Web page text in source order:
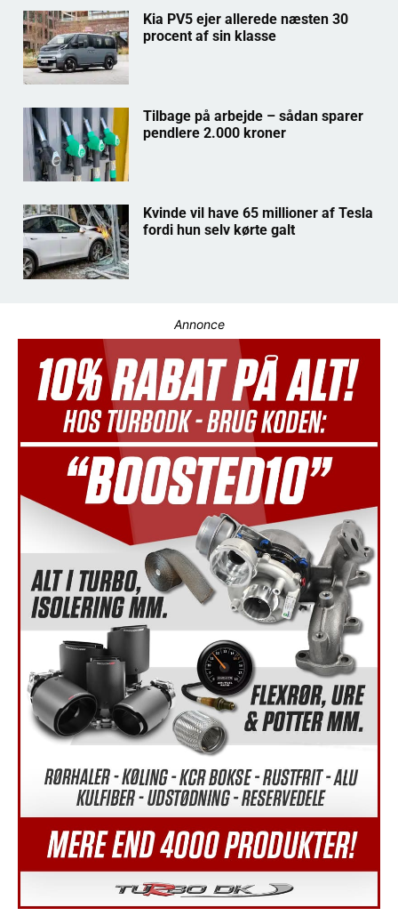
Kia PV5 ejer allerede næsten 30
procent af sin klasse
Tilbage på arbejde – sådan sparer
pendlere 2.000 kroner
Kvinde vil have 65 millioner af Tesla
fordi hun selv kørte galt
Annonce